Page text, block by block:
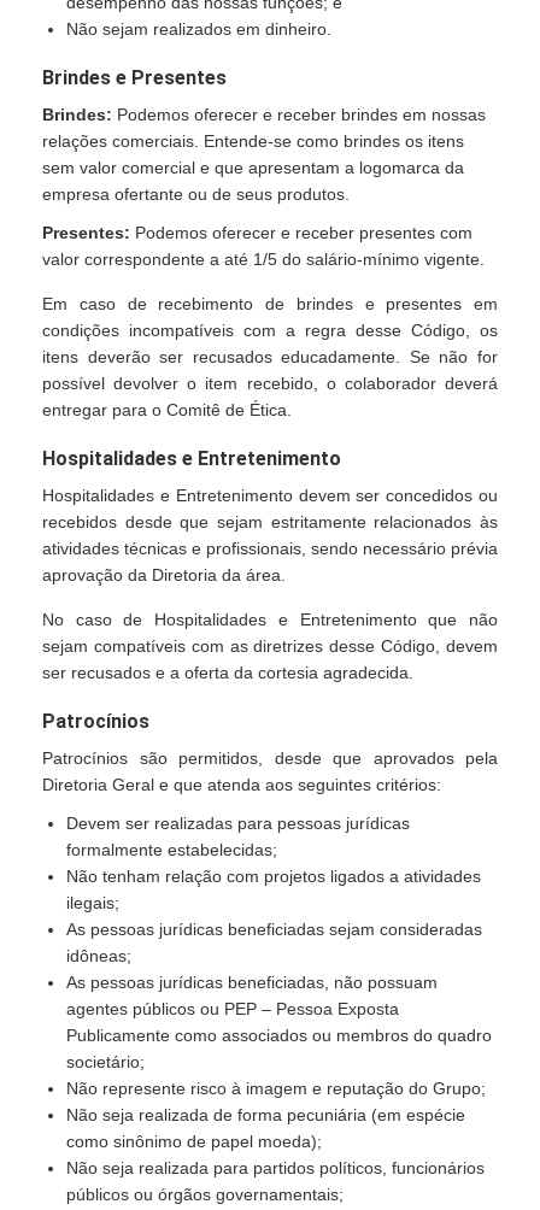
Não sejam realizados em dinheiro.
Brindes e Presentes
Brindes: Podemos oferecer e receber brindes em nossas
relações comerciais. Entende-se como brindes os itens
sem valor comercial e que apresentam a logomarca da
empresa ofertante ou de seus produtos.
Presentes: Podemos oferecer e receber presentes com
valor correspondente a até 1/5 do salário-mínimo vigente.
Em caso de recebimento de brindes e presentes em
condições incompatíveis com a regra desse Código, os
itens deverão ser recusados educadamente. Se não for
possível devolver o item recebido, o colaborador deverá
entregar para o Comitê de Ética.
Hospitalidades e Entretenimento
Hospitalidades e Entretenimento devem ser concedidos ou
recebidos desde que sejam estritamente relacionados às
atividades técnicas e profissionais, sendo necessário prévia
aprovação da Diretoria da área.
No caso de Hospitalidades e Entretenimento que não
sejam compatíveis com as diretrizes desse Código, devem
ser recusados e a oferta da cortesia agradecida.
Patrocínios
Patrocínios são permitidos, desde que aprovados pela
Diretoria Geral e que atenda aos seguintes critérios:
Devem ser realizadas para pessoas jurídicas
formalmente estabelecidas;
Não tenham relação com projetos ligados a atividades
ilegais;
As pessoas jurídicas beneficiadas sejam consideradas
idôneas;
As pessoas jurídicas beneficiadas, não possuam
agentes públicos ou PEP – Pessoa Exposta
Publicamente como associados ou membros do quadro
societário;
Não represente risco à imagem e reputação do Grupo;
Não seja realizada de forma pecuniária (em espécie
como sinônimo de papel moeda);
Não seja realizada para partidos políticos, funcionários
públicos ou órgãos governamentais;